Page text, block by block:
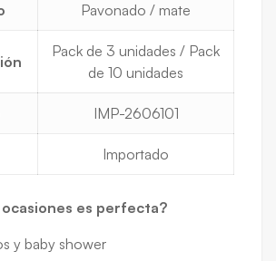
Pavonado / mate
Pack de 3 unidades / Pack
de 10 unidades
IMP-2606101
Importado
es perfecta?
y baby shower